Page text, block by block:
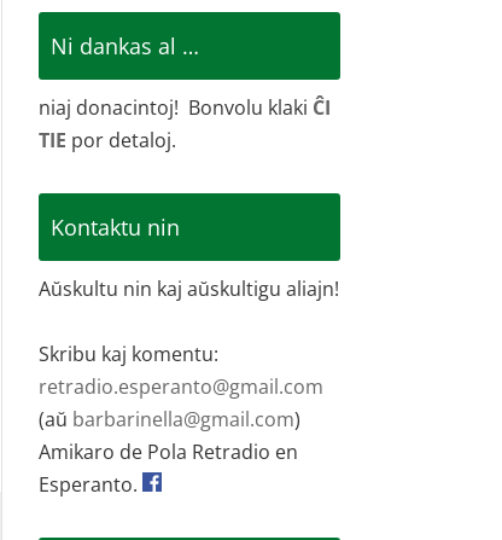
Ni dankas al …
niaj donacintoj! Bonvolu klaki ĈI
TIE por detaloj.
Kontaktu nin
Aŭskultu nin kaj aŭskultigu aliajn!
Skribu kaj komentu:
retradio.esperanto@gmail.com
(aŭ barbarinella@gmail.com)
Amikaro de Pola Retradio en
Esperanto.